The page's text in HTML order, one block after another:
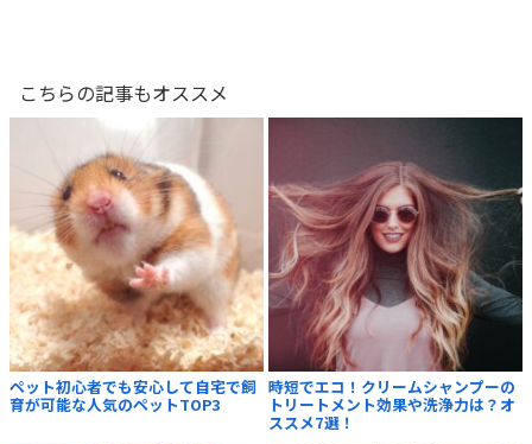
こちらの記事もオススメ
ペット初心者でも安心して自宅で飼
育が可能な人気のペットTOP3
時短でエコ！クリームシャンプーの
トリートメント効果や洗浄力は？オ
ススメ7選！